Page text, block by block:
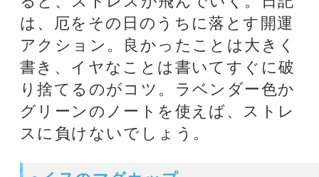
を。素朴な表情を見るたび心がなご
み、1杯飲み終わる頃には心と体が
癒されます。